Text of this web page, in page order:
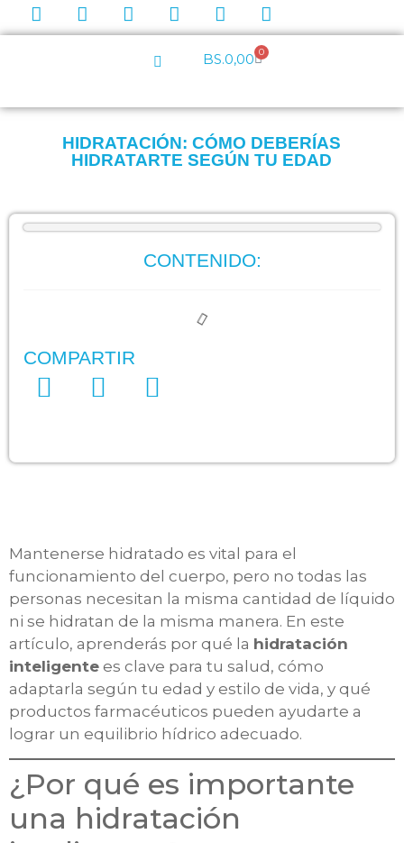
BS.0,00 0
HIDRATACIÓN: CÓMO DEBERÍAS
HIDRATARTE SEGÚN TU EDAD
CONTENIDO:
COMPARTIR
Mantenerse hidratado es vital para el
funcionamiento del cuerpo, pero no todas las
personas necesitan la misma cantidad de líquido
ni se hidratan de la misma manera. En este
artículo, aprenderás por qué la hidratación
inteligente es clave para tu salud, cómo
adaptarla según tu edad y estilo de vida, y qué
productos farmacéuticos pueden ayudarte a
lograr un equilibrio hídrico adecuado.
¿Por qué es importante
una hidratación